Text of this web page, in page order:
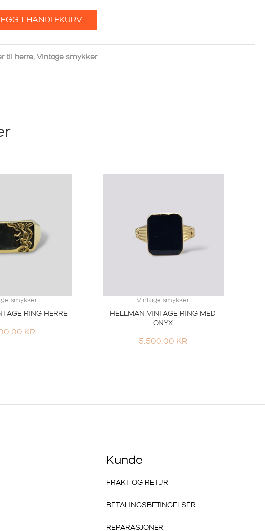
I HANDLEKURV
til herre, Vintage smykker
smykker
RING HERRE
KR
Vintage smykker
HELLMAN VINTAGE RING MED
ONYX
5.500,00 KR
Kunde
FRAKT OG RETUR
BETALINGSBETINGELSER
REPARASJONER